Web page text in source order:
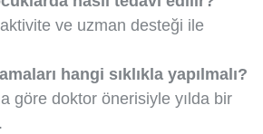
ve uzman desteği ile
hangi sıklıkla yapılmalı?
göre doktor önerisiyle yılda bir